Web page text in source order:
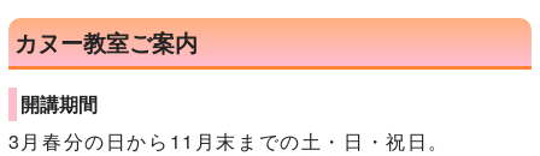
カヌー教室ご案内
開講期間
3月春分の日から11月末までの土・日・祝日。